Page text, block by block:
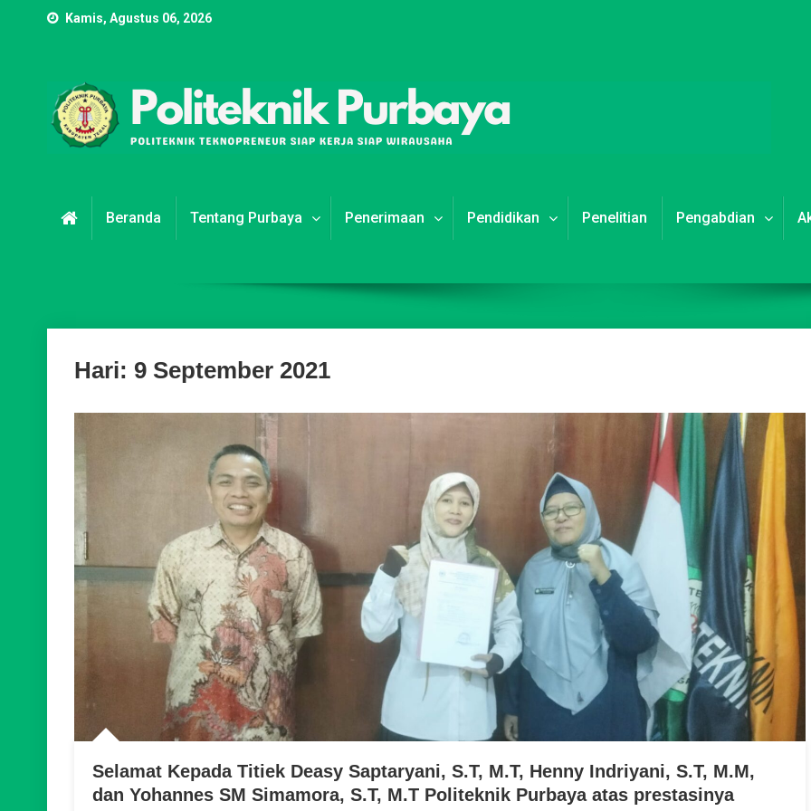
Kamis, Agustus 06, 2026
Beranda Tentang Purbaya Penerimaan Pendidikan Penelitian Pengabdian
Hari: 9 September 2021
Selamat Kepada Titiek Deasy Saptaryani, S.T, M.T, Henny Indriyani, S.T, M.M,
dan Yohannes SM Simamora, S.T, M.T Politeknik Purbaya atas prestasinya
“Politeknik Purbaya
Swasta dengan
Kapasitas
Pembelajaran
Terprogresif”
Politeknik
Jadi Mitra
Beasiswa
Kabupaten